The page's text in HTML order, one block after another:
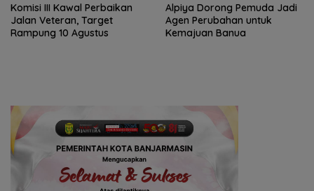
Komisi III Kawal Perbaikan
Jalan Veteran, Target
Rampung 10 Agustus
‎Alpiya Dorong Pemuda Jadi
Agen Perubahan untuk
Kemajuan Banua ‎